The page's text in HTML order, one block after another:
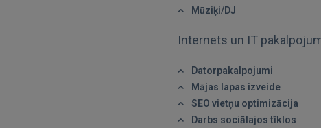
Mūziķi/DJ
Internets un IT
Datorpakalpojumi
Mājas lapas izveide
SEO vietņu optimizācija
Darbs sociālajos tīklos